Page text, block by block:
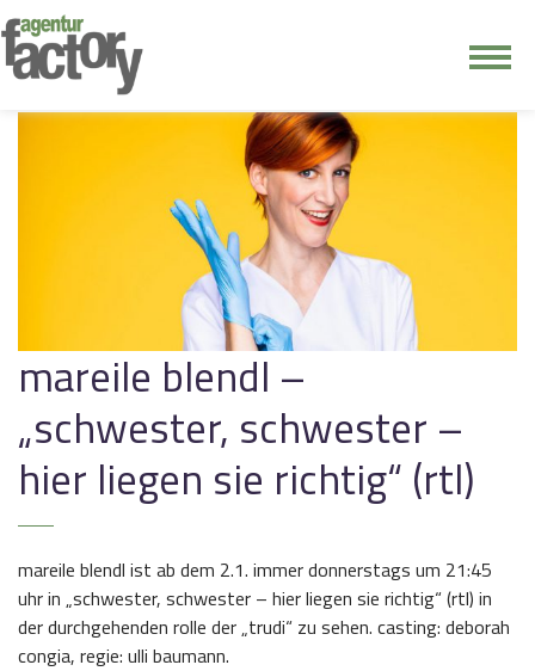
kontakt
mareile blendl –
„schwester, schwester –
hier liegen sie richtig“ (rtl)
mareile blendl ist ab dem 2.1. immer donnerstags um 21:45
uhr in „schwester, schwester – hier liegen sie richtig“ (rtl) in
der durchgehenden rolle der „trudi“ zu sehen. casting: deborah
congia, regie: ulli baumann.